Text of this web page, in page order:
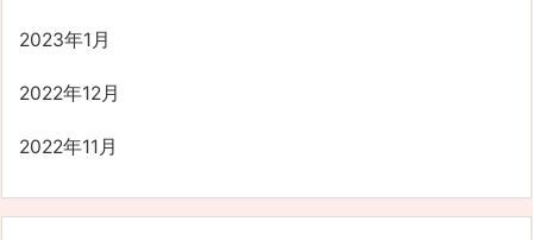
2023年1月
2022年12月
2022年11月